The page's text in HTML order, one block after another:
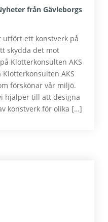
från Gävleborgs
utfört ett konstverk på
skydda det mot
Klotterkonsulten AKS
AKS
förskönar vår miljö.
hjälper till att designa
konstverk för olika […]